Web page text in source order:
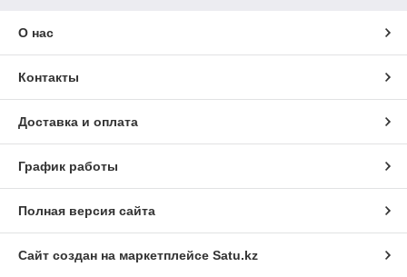
О нас
Контакты
Доставка и оплата
График работы
Полная версия сайта
Сайт создан на маркетплейсе Satu.kz